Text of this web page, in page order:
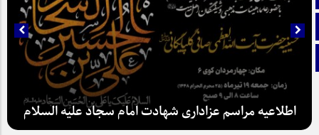
اینستاگرام
اطلاعیه مراسم عزاداری شهادت امام سجاد علیه السلام